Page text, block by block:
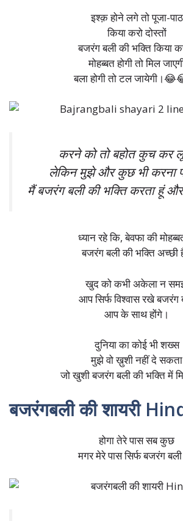
इश्क़ होने लगे तो पूजा-पाठ
किया करो दोस्तों
बजरंग बली की भक्ति किया
मोहब्बत होगी तो मिल
बला होगी तो टल
करने को तो बहोत कुच कर
लेकिन मुझे और कुछ भी करना
मैं बजरंग बली की भक्ति करता हूं
ध्यान रहे कि, बेवफा की
बजरंग बली की भक्ति अच्छी
खुद को कभी अकेला न
आप सिर्फ विश्वास रखे बजरंग
आप के साथ होंगे।
दुनिया का कोई भी शख्स
मुझे वो ख़ुशी नहीं दे सकता
जो खुशी बजरंग बली की भक्ति में
बजरंगबली की शायरी
होगा तेरे पास सब कुछ
मगर मेरे पास सिर्फ बजरंग